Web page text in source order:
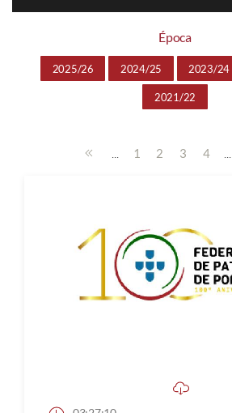
Época
2025/26 2024/25 2023/24
2021/22
... 1 2 3 4 ...